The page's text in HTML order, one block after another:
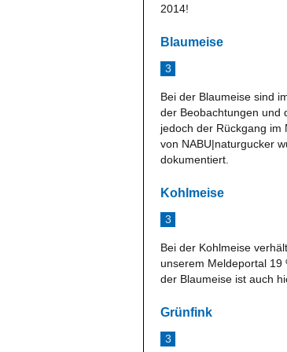
2014!
Blaumeise
3
Bei der Blaumeise sind
der Beobachtungen und
jedoch der Rückgang im
von NABU|naturgucker
dokumentiert.
Kohlmeise
3
Bei der Kohlmeise
unserem Meldeportal 19
der Blaumeise ist auch
Grünfink
3